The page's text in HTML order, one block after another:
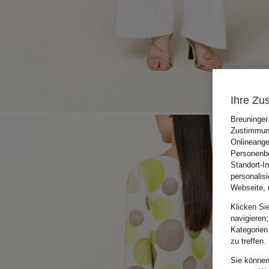
Ihre
Standort-
Webseite,
Klicken
zu treffen.
Sie